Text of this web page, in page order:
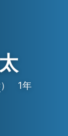
） 1年